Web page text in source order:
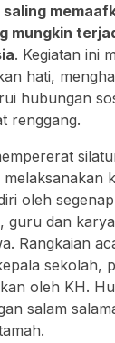
saling
mungkin
. Kegiatan ini
hati,
hubungan
renggang.
oleh
guru dan
Rangkaian
sekolah,
oleh KH.
salam